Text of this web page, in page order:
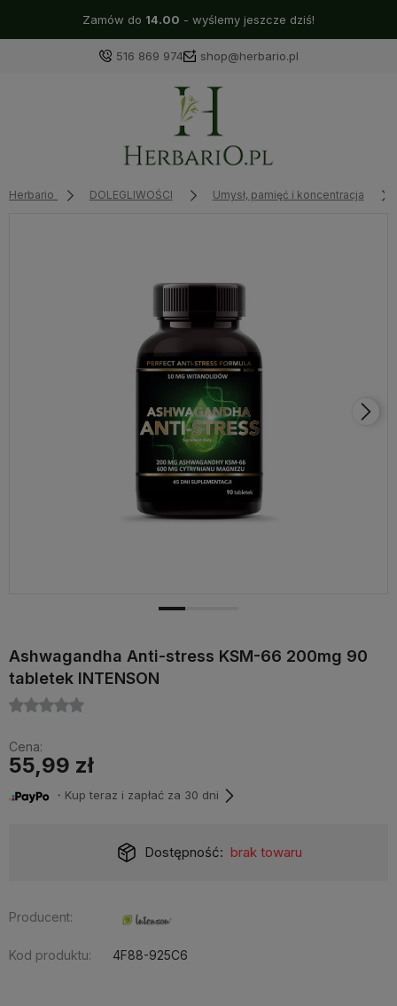
Zamów do 14.00 - wyślemy jeszcze dziś!
516 869 974 shop@herbario.pl
Herbario DOLEGLIWOŚCI Umysł, pamięć i koncentracja
Ashwagandha Anti-stress KSM-66 200mg 90
tabletek INTENSON
Cena:
55,99 zł
・Kup teraz i zapłać za 30 dni
Dostępność: brak towaru
Producent:
Kod produktu: 4F88-925C6